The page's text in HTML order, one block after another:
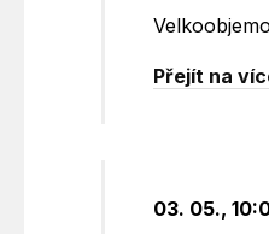
Přejít na
03. 05.,